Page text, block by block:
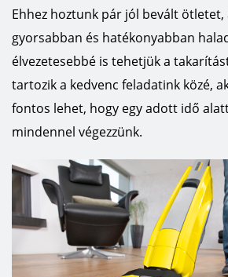
Ehhez hoztunk pár jól bevált ötletet,
gyorsabban és hatékonyabban
élvezetesebbé is tehetjük a
tartozik a kedvenc feladatink közé,
fontos lehet, hogy egy adott idő
mindennel végezzünk.